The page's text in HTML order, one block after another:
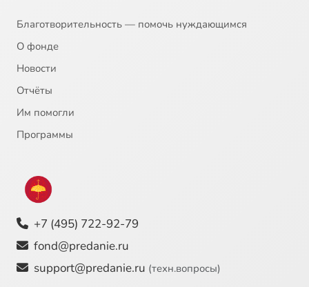
Благотворительность — помочь нуждающимся
О фонде
Новости
Отчёты
Им помогли
Программы
+7 (495) 722-92-79
fond@predanie.ru
support@predanie.ru (техн.вопросы)